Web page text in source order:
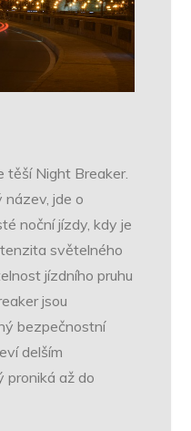
těší Night Breaker.
název, jde o
noční jízdy, kdy je
světelného
jízdního pruhu
jsou
bezpečnostní
delším
proniká až do